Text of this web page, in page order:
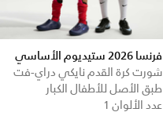
فرنسا 2026 ستيديوم الأساسي
شورت كرة القدم نايكي دراي-فت
طبق الأصل للأطفال الكبار
عدد الألوان 1